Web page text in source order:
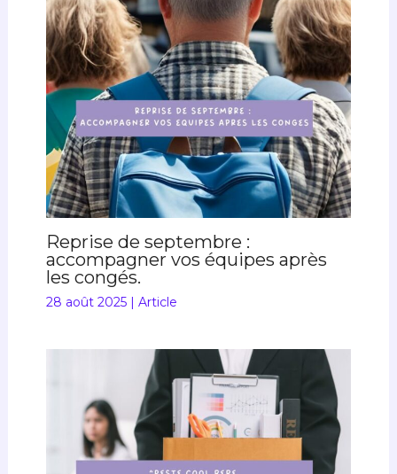
Reprise de septembre :
accompagner vos équipes après
les congés.
28 août 2025 Article